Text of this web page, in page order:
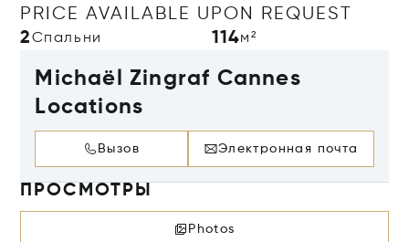
PRICE AVAILABLE UPON REQUEST
2Спальни 114м²
Michaël Zingraf Cannes
Locations
Вызов Электронная почта
ПРОСМОТРЫ
Photos